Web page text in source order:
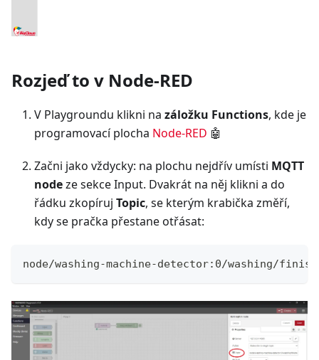
Rozjeď to v Node-RED
V Playgroundu klikni na záložku Functions, kde je
programovací plocha Node-RED 🤖
Začni jako vždycky: na plochu nejdřív umísti MQTT
nodeze sekce Input. Dvakrát na něj klikni a do
řádku zkopíruj Topic, se kterým krabička změří,
kdy se pračka přestane otřásat:
node/washing-machine-detector:0/washing/